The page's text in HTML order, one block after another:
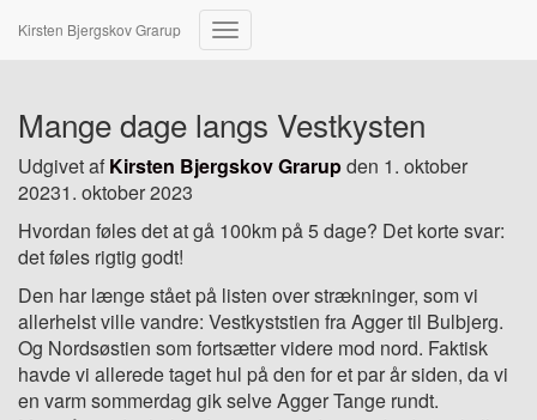
Kirsten Bjergskov Grarup
Skift
Mange dage langs Vestkysten
Udgivet af Kirsten Bjergskov Grarupden 1. oktober
20231. oktober 2023
Hvordan føles det at gå 100km på 5 dage? Det korte svar:
det føles rigtig godt!
Den har længe stået på listen over strækninger, som vi
allerhelst ville vandre: Vestkyststien fra Agger til Bulbjerg.
Og Nordsøstien som fortsætter videre mod nord. Faktisk
havde vi allerede taget hul på den for et par år siden, da vi
en varm sommerdag gik selve Agger Tange rundt.